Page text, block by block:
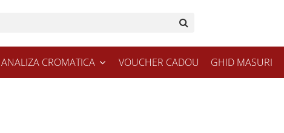
ANALIZA CROMATICA VOUCHER CADOU GHID MASURI